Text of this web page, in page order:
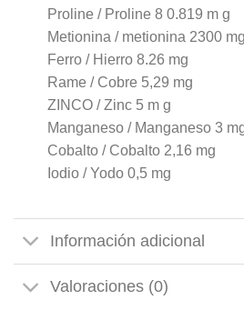
Proline / Proline 8 0.819 m g
Metionina / metionina 2300 mg
Ferro / Hierro 8.26 mg
Rame / Cobre 5,29 mg
ZINCO / Zinc 5 m g
Manganeso / Manganeso 3
Cobalto / Cobalto 2,16 mg
Iodio / Yodo 0,5 mg
Información adicional
Valoraciones (0)